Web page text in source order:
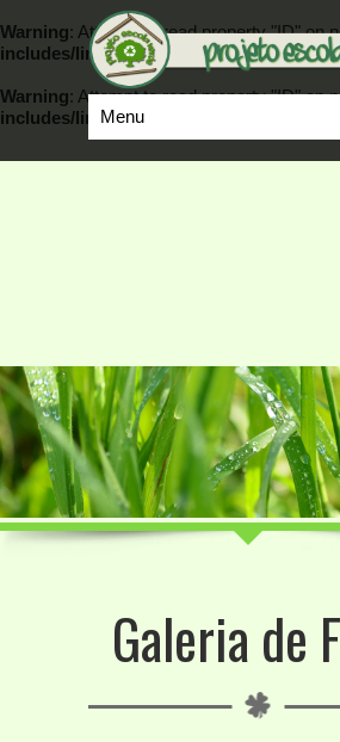
Warning: Attempt to read property "ID" on
includes/link-template.phpon line389
Warning: Attempt to read property "ID" on
includes/link-template.php
Menu
Galeria de